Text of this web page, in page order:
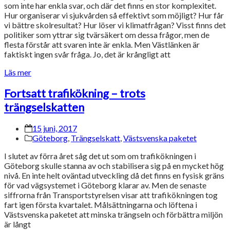
som inte har enkla svar, och där det finns en stor komplexitet.
Hur organiserar vi sjukvården så effektivt som möjligt? Hur får
vi bättre skolresultat? Hur löser vi klimatfrågan? Visst finns det
politiker som yttrar sig tvärsäkert om dessa frågor, men de
flesta förstår att svaren inte är enkla. Men Västlänken är
faktiskt ingen svår fråga. Jo, det är krångligt att
Läs mer
Fortsatt trafikökning – trots
trängselskatten
15 juni, 2017
Göteborg, Trängselskatt,Västsvenska paketet
I slutet av förra året såg det ut som om trafikökningen i
Göteborg skulle stanna av och stabilisera sig på en mycket hög
nivå. En inte helt oväntad utveckling då det finns en fysisk gräns
för vad vägsystemet i Göteborg klarar av. Men de senaste
siffrorna från Transportstyrelsen visar att trafikökningen tog
fart igen första kvartalet. Målsättningarna och löftena i
Västsvenska paketet att minska trängseln och förbättra miljön
är långt